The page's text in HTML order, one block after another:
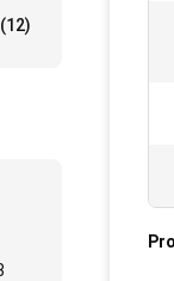
(12)